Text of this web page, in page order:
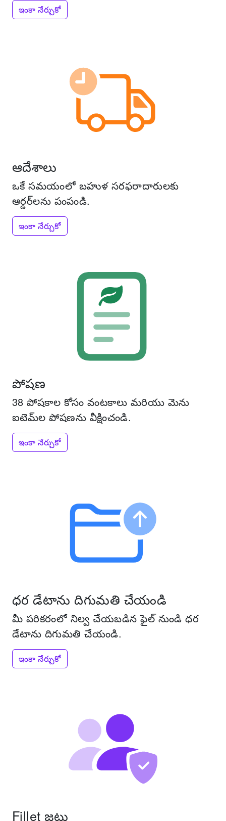
ఇంకా నేర్చుకో
ఆదేశాలు
ఒకే సమయంలో బహుళ సరఫరాదారులకు
ఆర్డర్‌లను పంపండి.
ఇంకా నేర్చుకో
పోషణ
38 పోషకాల కోసం వంటకాలు మరియు మెను
ఐటెమ్‌ల పోషణను వీక్షించండి.
ఇంకా నేర్చుకో
ధర డేటాను దిగుమతి చేయండి
మీ పరికరంలో నిల్వ చేయబడిన ఫైల్ నుండి ధర
డేటాను దిగుమతి చేయండి.
ఇంకా నేర్చుకో
Fillet జట్లు